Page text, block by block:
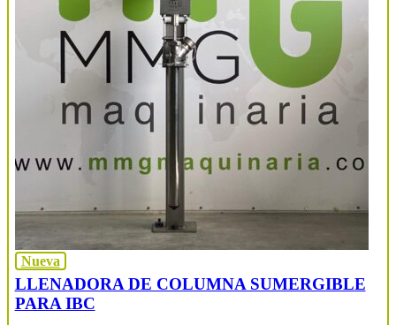
Nueva
LLENADORA DE COLUMNA SUMERGIBLE
PARA IBC